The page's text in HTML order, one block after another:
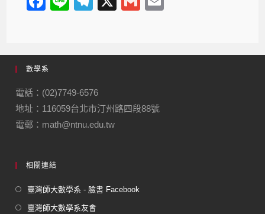
e
b
o
o
k
gr
m
數學系
電話：(02)7749-6576
地址：116059台北市汀州路四段88號
電郵：math@ntnu.edu.tw
相關連結
臺灣師大數學系 - 臉書 Facebook
臺灣師大數學系友會